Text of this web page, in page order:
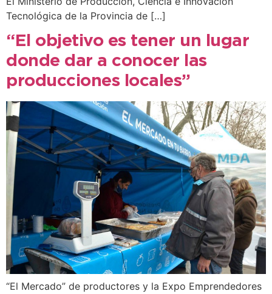
Tecnológica de la Provincia de […]
“El objetivo es tener un lugar
donde dar a conocer las
producciones locales”
“El Mercado” de productores y la Expo Emprendedores